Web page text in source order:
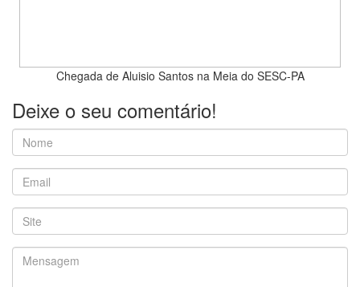
Chegada de Aluisio Santos na Meia do SESC-PA
Deixe o seu comentário!